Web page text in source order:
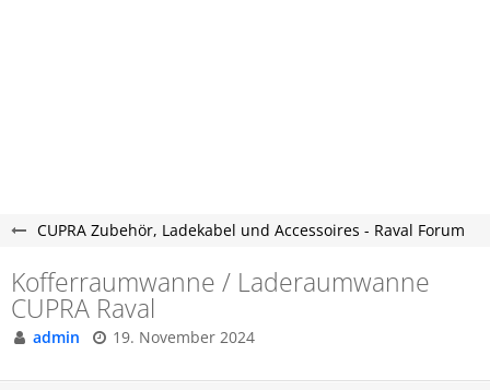
CUPRA Zubehör, Ladekabel und Accessoires - Raval Forum
Kofferraumwanne / Laderaumwanne
CUPRA Raval
admin 19. November 2024